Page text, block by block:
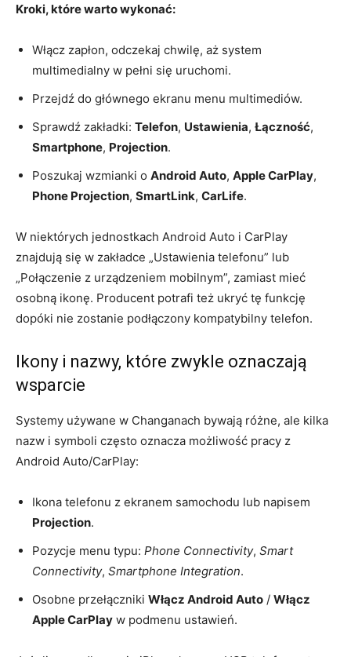
Kroki, które warto wykonać:
Włącz zapłon, odczekaj chwilę, aż system
multimedialny w pełni się uruchomi.
Przejdź do głównego ekranu menu multimediów.
Sprawdź zakładki: Telefon, Ustawienia, Łączność,
Smartphone, Projection.
Poszukaj wzmianki o Android Auto, Apple CarPlay,
Phone Projection, SmartLink, CarLife.
W niektórych jednostkach Android Auto i CarPlay
znajdują się w zakładce „Ustawienia telefonu” lub
„Połączenie z urządzeniem mobilnym”, zamiast mieć
osobną ikonę. Producent potrafi też ukryć tę funkcję
dopóki nie zostanie podłączony kompatybilny telefon.
Ikony i nazwy, które zwykle oznaczają
wsparcie
Systemy używane w Changanach bywają różne, ale kilka
nazw i symboli często oznacza możliwość pracy z
Android Auto/CarPlay:
Ikona telefonu z ekranem samochodu lub napisem
Projection.
Pozycje menu typu: Phone Connectivity, Smart
Connectivity, Smartphone Integration.
Osobne przełączniki Włącz Android Auto / Włącz
Apple CarPlay w podmenu ustawień.